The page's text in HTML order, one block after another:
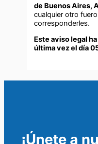
de Buenos Aires,
cualquier otro
corresponderles.
Este aviso legal
última vez el día
¡Únete a